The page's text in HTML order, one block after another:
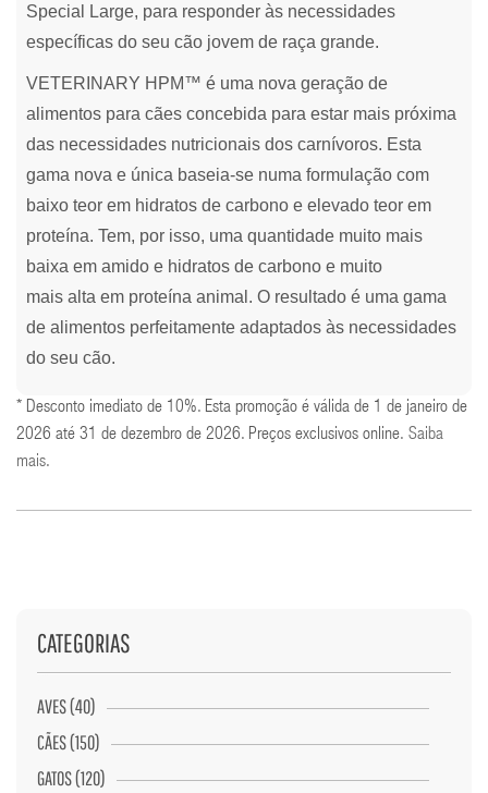
Special Large, para responder às necessidades
específicas do seu cão jovem de raça grande.
VETERINARY HPM™ é uma nova geração de
alimentos para cães concebida para estar mais próxima
das necessidades nutricionais dos carnívoros. Esta
gama nova e única baseia-se numa formulação com
baixo teor em hidratos de carbono e elevado teor em
proteína. Tem, por isso, uma quantidade muito mais
baixa em amido e hidratos de carbono e muito
mais alta em proteína animal. O resultado é uma gama
de alimentos perfeitamente adaptados às necessidades
do seu cão.
* Desconto imediato de 10%. Esta promoção é válida de 1 de janeiro de
2026 até 31 de dezembro de 2026. Preços exclusivos online. Saiba
mais.
CATEGORIAS
AVES (40)
CÃES (150)
GATOS (120)